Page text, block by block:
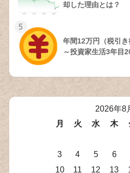
却した理由とは？
5
年間12万円（税引き
～投資家生活3年目
2026年8
月
火 水 木
3
4 5 6
10
11 12 13